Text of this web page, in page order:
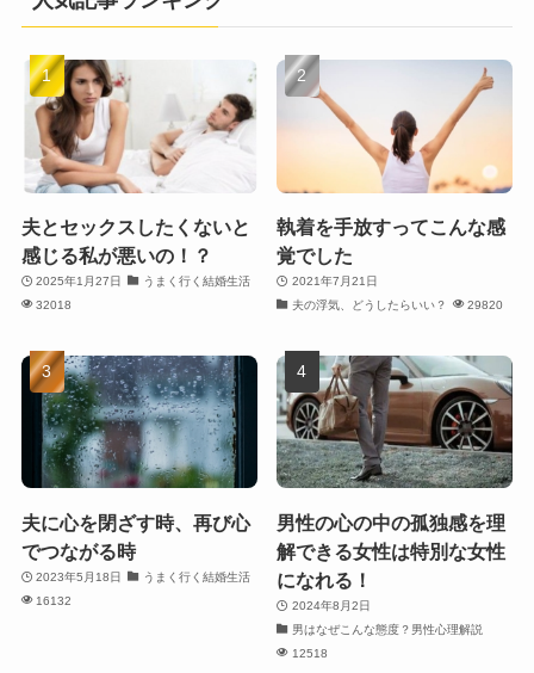
夫とセックスしたくないと
感じる私が悪いの！？
2025年1月27日
うまく行く結婚生活
32018
執着を手放すってこんな感
覚でした
2021年7月21日
夫の浮気、どうしたらいい？
29820
夫に心を閉ざす時、再び心
でつながる時
2023年5月18日
うまく行く結婚生活
16132
男性の心の中の孤独感を理
解できる女性は特別な女性
になれる！
2024年8月2日
男はなぜこんな態度？男性心理解説
12518